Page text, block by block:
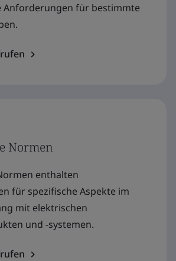
Anforderungen für bestimmte
Normen
enthalten
für spezifische Aspekte im
mit elektrischen
und -systemen.